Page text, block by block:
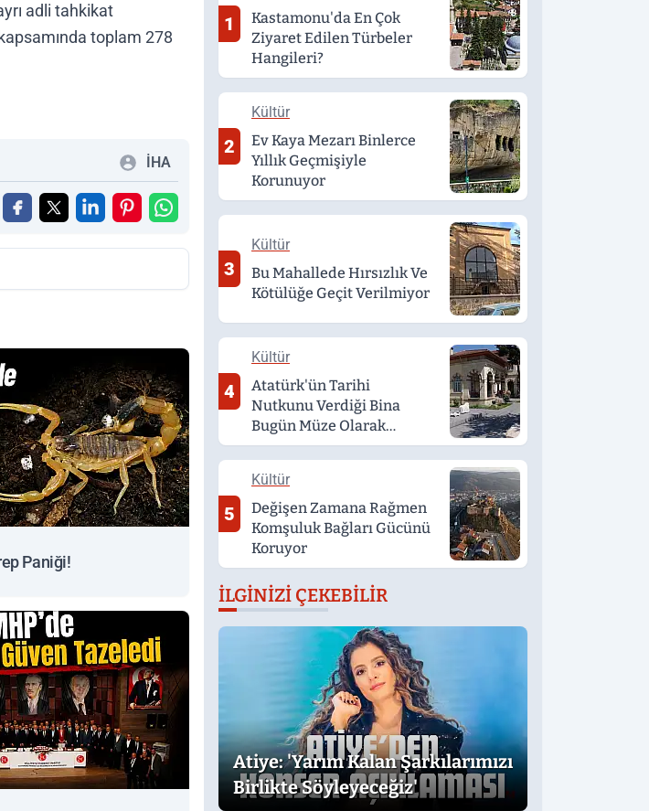
adli tahkikat
toplam 278
İHA
Paniği!
1
Kastamonu'da En Çok
Ziyaret Edilen Türbeler
Hangileri?
2
Kültür
Ev Kaya Mezarı Binlerce
Yıllık Geçmişiyle
Korunuyor
3
Kültür
Bu Mahallede Hırsızlık Ve
Kötülüğe Geçit Verilmiyor
4
Kültür
Atatürk'ün Tarihi
Nutkunu Verdiği Bina
Bugün Müze Olarak
Hizmet Veriyor
5
Kültür
Değişen Zamana Rağmen
Komşuluk Bağları Gücünü
Koruyor
İLGINIZI ÇEKEBILIR
Atiye: 'Yarım Kalan Şarkılarımızı
Birlikte Söyleyeceğiz'